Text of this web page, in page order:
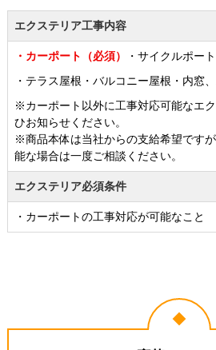
エクステリア工事内容
・カーポート（必須） ・サイクルポート
・テラス屋根 ・バルコニー屋根 ・内窓
※カーポート以外に工事対応可能なエ
ひお知らせください。
※商品本体は当社からの支給希望です
能な場合は一度ご相談ください。
エクステリア必須条件
・カーポートの工事対応が可能なこと